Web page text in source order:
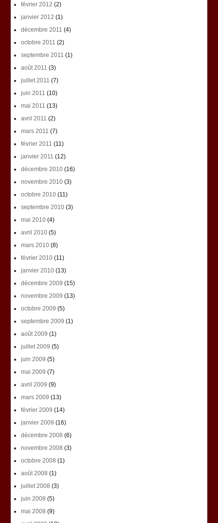
février 2012 (2)
janvier 2012 (1)
décembre 2011 (4)
octobre 2011 (2)
septembre 2011 (1)
août 2011 (3)
juillet 2011 (7)
juin 2011 (10)
mai 2011 (13)
avril 2011 (2)
mars 2011 (7)
février 2011 (11)
janvier 2011 (12)
décembre 2010(16)
novembre 2010(3)
octobre 2010(11)
septembre 2010(3)
mai 2010(4)
avril 2010(5)
mars 2010(8)
février 2010(11)
janvier 2010(13)
décembre 2009 (15)
novembre 2009 (13)
octobre 2009 (5)
septembre 2009 (1)
août 2009 (1)
juillet 2009 (5)
juin 2009 (5)
mai 2009 (7)
avril 2009 (9)
mars 2009 (13)
février 2009 (14)
janvier 2009 (16)
décembre 2008 (6)
novembre 2008 (3)
octobre 2008 (1)
août 2008 (1)
juillet 2008 (3)
juin 2008 (5)
mai 2008 (9)